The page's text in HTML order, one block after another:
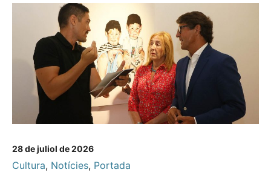
28 de juliol de 2026
Cultura, Notícies, Portada